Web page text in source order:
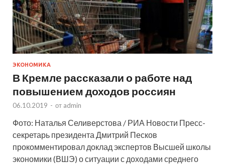
ЭКОНОМИКА
В Кремле рассказали о работе над
повышением доходов россиян
06.10.2019 - от admin
Фото: Наталья Селиверстова / РИА Новости Пресс-
секретарь президента Дмитрий Песков
прокомментировал доклад экспертов Высшей школы
экономики (ВШЭ) о ситуации с доходами среднего